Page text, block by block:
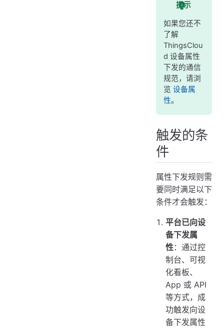
提示
如果您还不
了解
ThingsClou
d 设备属性
下发的通信
规范，请浏
览 设备属
性。
触发的条
件
属性下发规则需
要同时满足以下
条件才会触发：
平台已向设
备下发属
性：通过控
制台、可视
化看板、
App 或 API
等方式，成
功触发向设
备下发属性